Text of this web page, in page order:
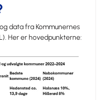
data fra Kommunernes
Her er hovedpunkterne: